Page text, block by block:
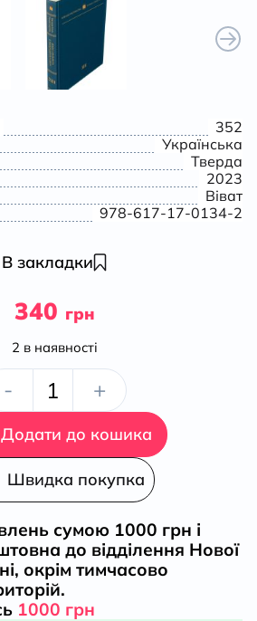
352
Українська
Тверда
2023
Віват
978-617-17-0134-2
В закладки
340 грн
2 в наявності
-
Вторгнення
кількість
+
Додати до кошика
Швидка покупка
сумою 1000 грн і
до відділення Нової
окрім тимчасово
1000 грн